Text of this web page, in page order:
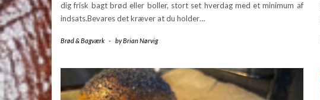
dig frisk bagt brød eller boller, stort set hverdag med et minimum af
indsats.Bevares det kræver at du holder…
Brød & Bagværk - byBrian Nørvig